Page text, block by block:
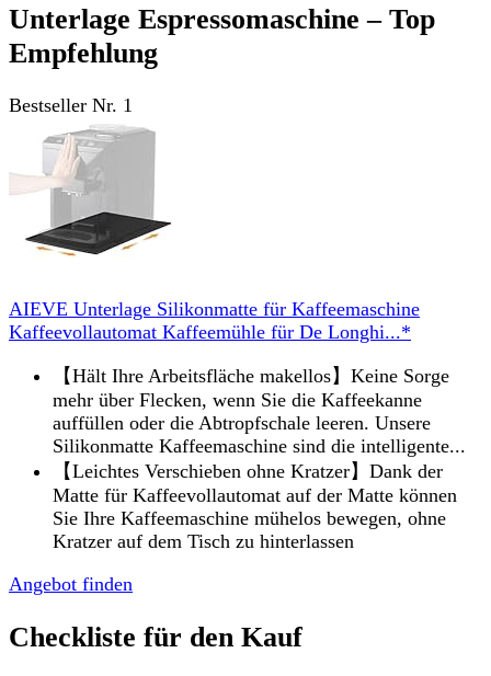
Unterlage Espressomaschine – Top
Empfehlung
Bestseller Nr. 1
AIEVE Unterlage Silikonmatte für Kaffeemaschine
Kaffeevollautomat Kaffeemühle für De Longhi...*
【Hält Ihre Arbeitsfläche makellos】Keine Sorge
mehr über Flecken, wenn Sie die Kaffeekanne
auffüllen oder die Abtropfschale leeren. Unsere
Silikonmatte Kaffeemaschine sind die intelligente...
【Leichtes Verschieben ohne Kratzer】Dank der
Matte für Kaffeevollautomat auf der Matte können
Sie Ihre Kaffeemaschine mühelos bewegen, ohne
Kratzer auf dem Tisch zu hinterlassen
Angebot finden
Checkliste für den Kauf